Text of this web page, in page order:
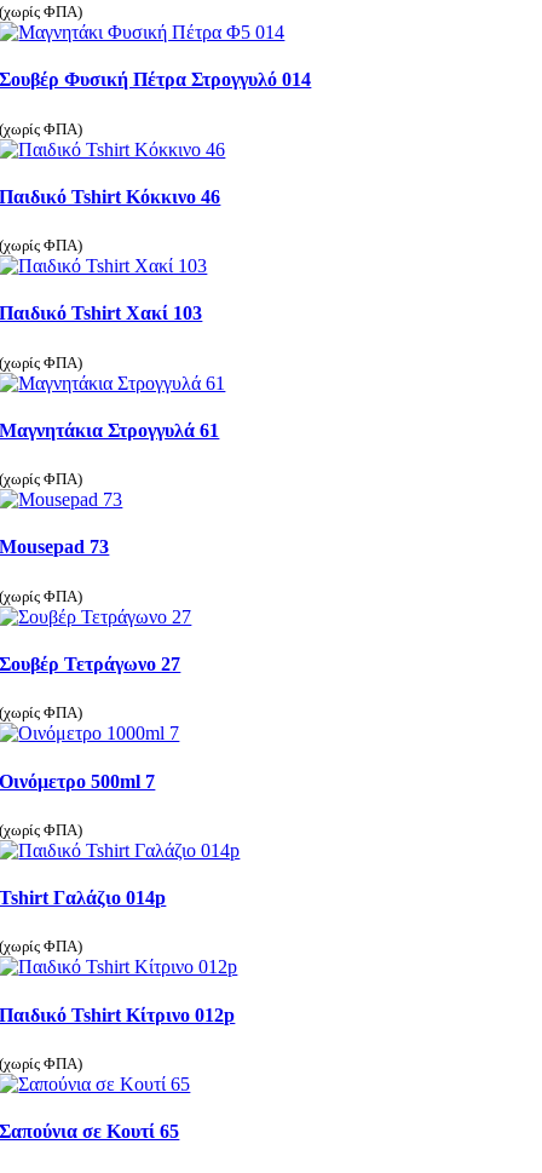
(χωρίς ΦΠΑ)
Σουβέρ Φυσική Πέτρα Στρογγυλό 014
(χωρίς ΦΠΑ)
Παιδικό Tshirt Κόκκινο 46
(χωρίς ΦΠΑ)
Παιδικό Tshirt Χακί 103
(χωρίς ΦΠΑ)
Μαγνητάκια Στρογγυλά 61
(χωρίς ΦΠΑ)
Mousepad 73
(χωρίς ΦΠΑ)
Σουβέρ Τετράγωνο 27
(χωρίς ΦΠΑ)
Οινόμετρο 500ml 7
(χωρίς ΦΠΑ)
Tshirt Γαλάζιο 014p
(χωρίς ΦΠΑ)
Παιδικό Tshirt Κίτρινο 012p
(χωρίς ΦΠΑ)
Σαπούνια σε Κουτί 65